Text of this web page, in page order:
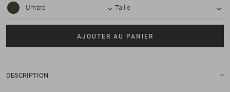
Umbra Taille
AJOUTER AU PANIER
DESCRIPTION